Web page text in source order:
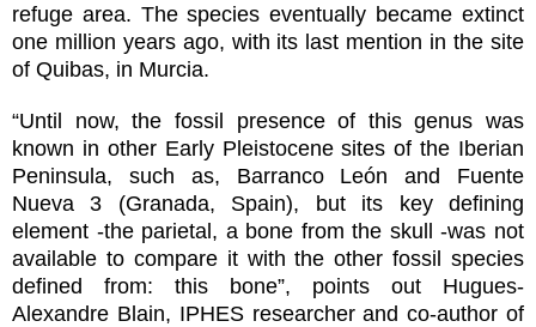
refuge area. The species eventually became extinct
one million years ago, with its last mention in the site
of Quibas, in Murcia.
“Until now, the fossil presence of this genus was
known in other Early Pleistocene sites of the Iberian
Peninsula, such as, Barranco León and Fuente
Nueva 3 (Granada, Spain), but its key defining
element -the parietal, a bone from the skull -was not
available to compare it with the other fossil species
defined from: this bone”, points out Hugues-
Alexandre Blain, IPHES researcher and co-author of